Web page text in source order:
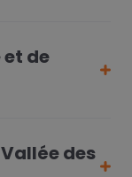
de
des